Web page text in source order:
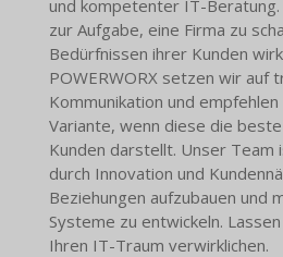
und kompetenter IT-Beratung.
zur Aufgabe, eine Firma zu
Bedürfnissen ihrer Kunden
POWERWORX setzen wir auf
Kommunikation und
Variante, wenn diese die
Kunden darstellt. Unser Team
durch Innovation und
Beziehungen aufzubauen und
Systeme zu entwickeln.
Ihren IT-Traum verwirklichen.